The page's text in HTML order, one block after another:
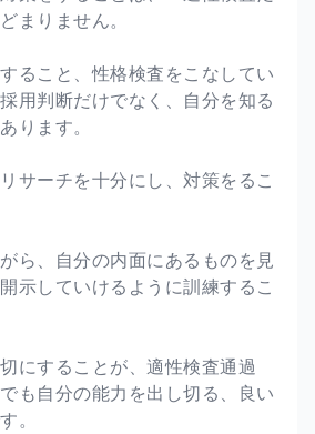
まりません。
ること、性格検査をこなしてい
用判断だけでなく、自分を知る
ります。
サーチを十分にし、対策をるこ
ら、自分の内面にあるものを見
示していけるように訓練するこ
にすることが、適性検査通過
も自分の能力を出し切る、良い
。